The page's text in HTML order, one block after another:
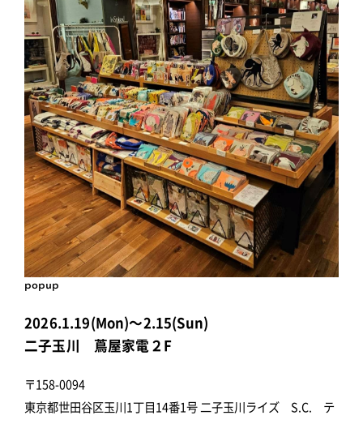
popup
2026.1.19(Mon)～2.15(Sun)
二子玉川 蔦屋家電２F
〒158-0094
東京都世田谷区玉川1丁目14番1号 二子玉川ライズ S.C. テ